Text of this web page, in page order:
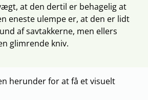
at den dertil er behagelig at
eneste ulempe er, at den er lidt
af savtakkerne, men ellers
glimrende kniv.
herunder for at få et visuelt